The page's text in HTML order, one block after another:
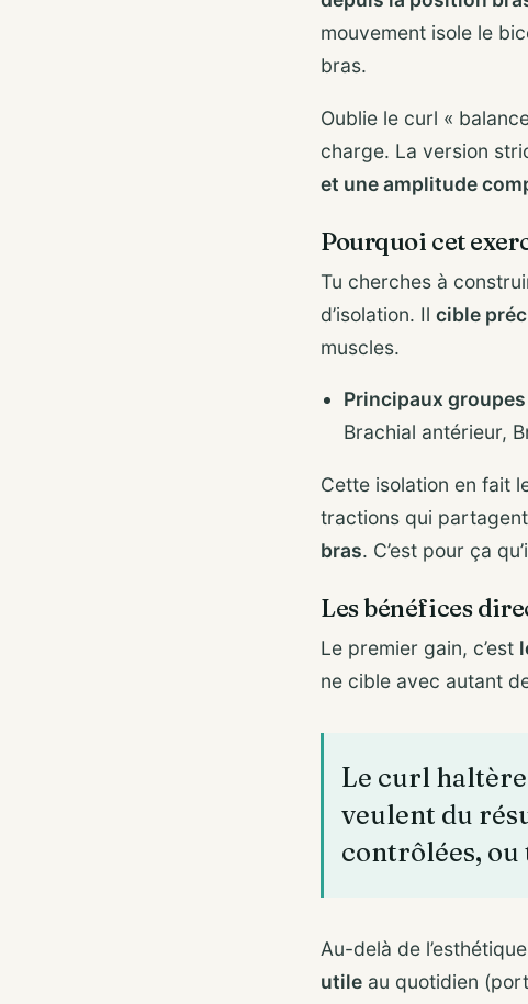
mouvement isole le
bras.
Oublie le curl «
charge. La version
et une amplitude
Pourquoi cet
Tu cherches à
d’isolation. Il cible
muscles.
Principaux
Brachial antérieur,
Cette isolation en fait
tractions qui
bras. C’est pour ça
Les bénéfices
Le premier gain, c’est
ne cible avec autant
Le curl
veulent du
contrôlées, ou
Au-delà de
utile au quotidien